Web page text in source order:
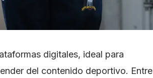
digitales, ideal para
del contenido deportivo. Entre